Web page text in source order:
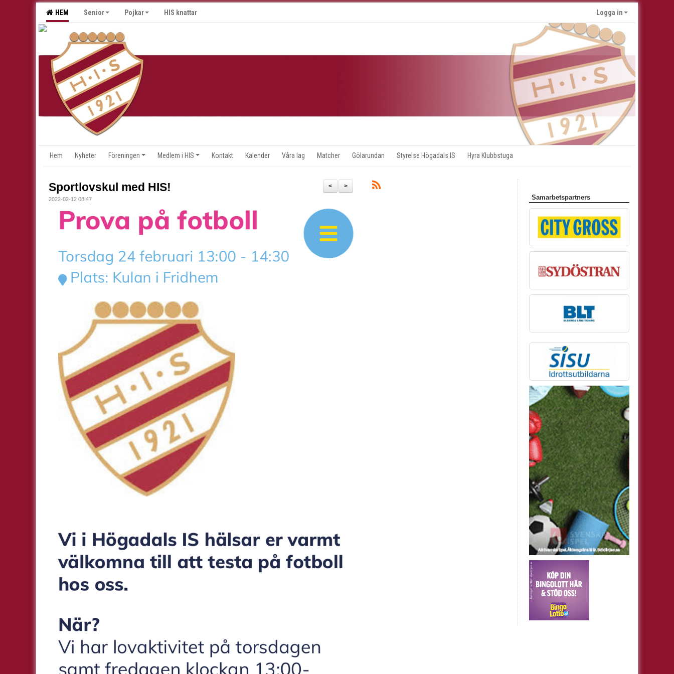
HEM Senior Pojkar HIS knattar Logga in
Hem Nyheter Föreningen Medlem i HIS Kontakt Kalender Våra lag Matcher Gölarundan Styrelse Högadals IS Hyra Klubbstuga
>
<
Sportlovskul med HIS!
2022-02-12 08:47 Samarbetspartners